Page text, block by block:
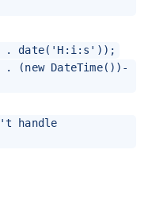
' . date('H:i:s'));
. (new DateTime())-
handle